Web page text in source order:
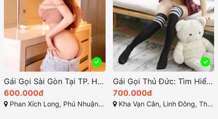
Gái Gọi Sài Gòn Tại TP. HCM Trải Nghiệm Xu Hướng Mới 2.5
600.000đ
Phan Xích Long, Phú Nhuận, Thành phố Hồ Chí Minh
Gái Gọi Thủ Đức: Tìm Hiểu Thông Tin Mới Nhất 2025
700.000đ
Kha Vạn Cân, Linh Đông, Thủ Đức, Hồ Chí Minh